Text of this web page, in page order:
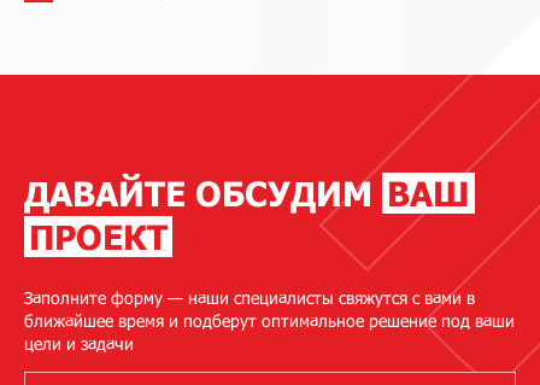
ДАВАЙТЕ ОБСУДИМ ВАШ
ПРОЕКТ
Заполните форму — наши специалисты свяжутся с вами в
ближайшее время и подберут оптимальное решение под ваши
цели и задачи